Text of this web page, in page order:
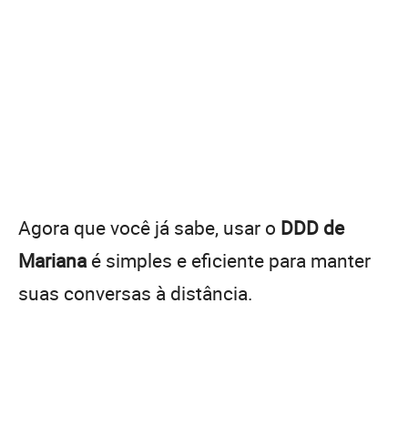
Agora que você já sabe, usar o DDD de
Mariana é simples e eficiente para manter
suas conversas à distância.